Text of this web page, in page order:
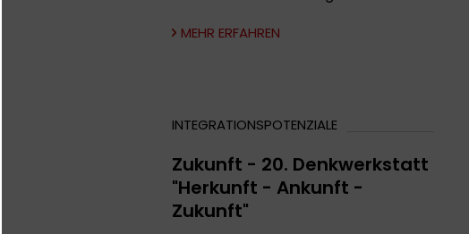
MEHR ERFAHREN
INTEGRATIONSPOTENZIALE
Zukunft - 20. Denkwerkstatt
"Herkunft - Ankunft -
Zukunft"